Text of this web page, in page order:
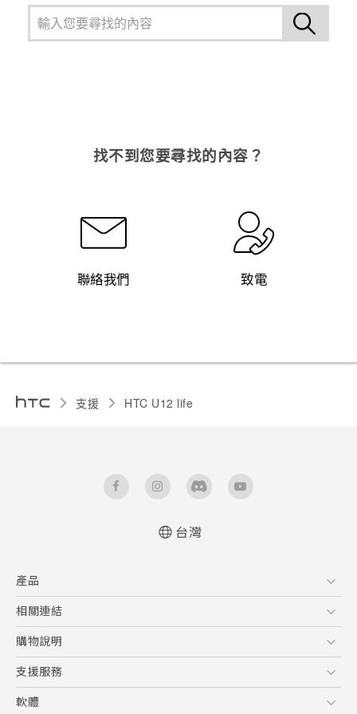
找不到您要尋找的內容？
聯絡我們 致電
支援 HTC U12 life‎
台灣
產品
5G
智慧型手機
配件
相關連結
HTC Research
購物說明
購物須知
訂單管理
支援服務
到府收送維修服務
軟體